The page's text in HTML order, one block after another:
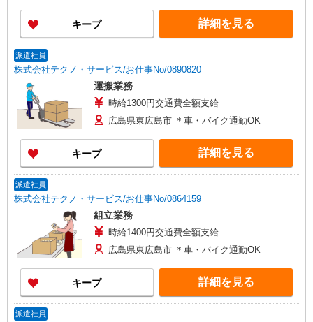
キープ 詳細を見る
派遣社員
株式会社テクノ・サービス/お仕事No/0890820
運搬業務
時給1300円交通費全額支給
広島県東広島市 ＊車・バイク通勤OK
キープ 詳細を見る
派遣社員
株式会社テクノ・サービス/お仕事No/0864159
組立業務
時給1400円交通費全額支給
広島県東広島市 ＊車・バイク通勤OK
キープ 詳細を見る
派遣社員